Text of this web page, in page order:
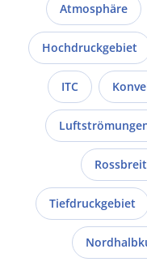
Atmosphäre
Hochdruckgebiet
ITC
Tiefdruckgebiet